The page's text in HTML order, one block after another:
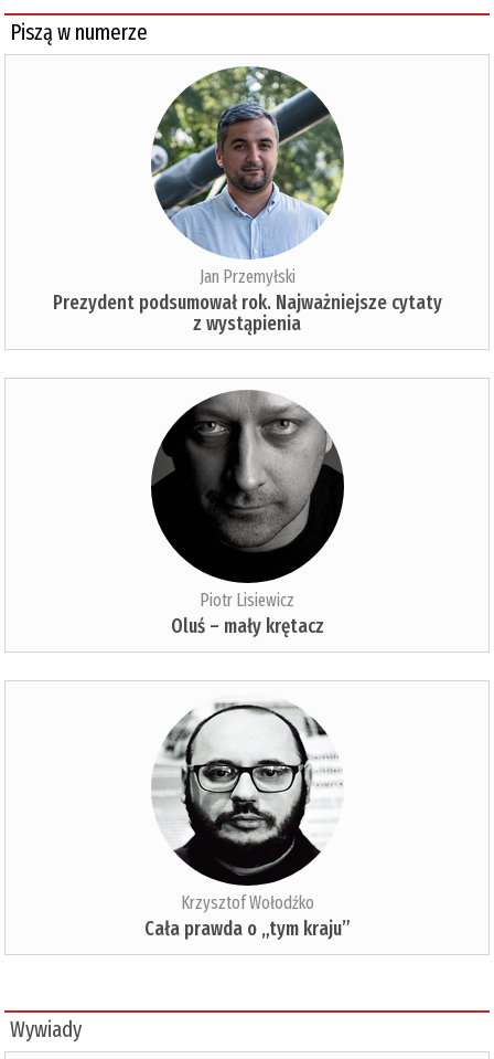
Piszą w numerze
Jan Przemyłski
Prezydent podsumował rok. Najważniejsze cytaty
z wystąpienia
Piotr Lisiewicz
Oluś – mały krętacz
Krzysztof Wołodźko
Cała prawda o „tym kraju”
Wywiady